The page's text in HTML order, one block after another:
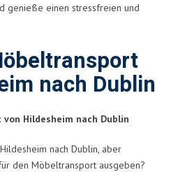
genieße einen stressfreien und
nach Dublin
von Hildesheim nach Dublin
nach Dublin, aber
den Möbeltransport ausgeben?